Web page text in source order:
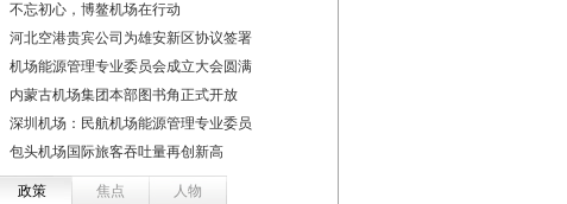
不忘初心，博鳌机场在行动
河北空港贵宾公司为雄安新区协议签署
机场能源管理专业委员会成立大会圆满
内蒙古机场集团本部图书角正式开放
深圳机场：民航机场能源管理专业委员
包头机场国际旅客吞吐量再创新高
政策 焦点 人物